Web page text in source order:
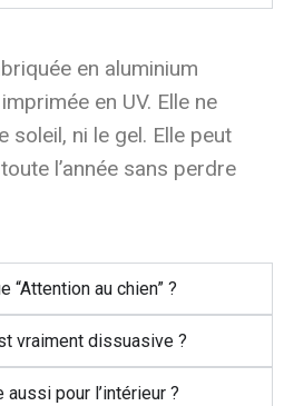
en aluminium
en UV. Elle ne
soleil, ni le gel. Elle peut
l’année sans perdre
“Attention au chien” ?
vraiment dissuasive ?
pour l’intérieur ?